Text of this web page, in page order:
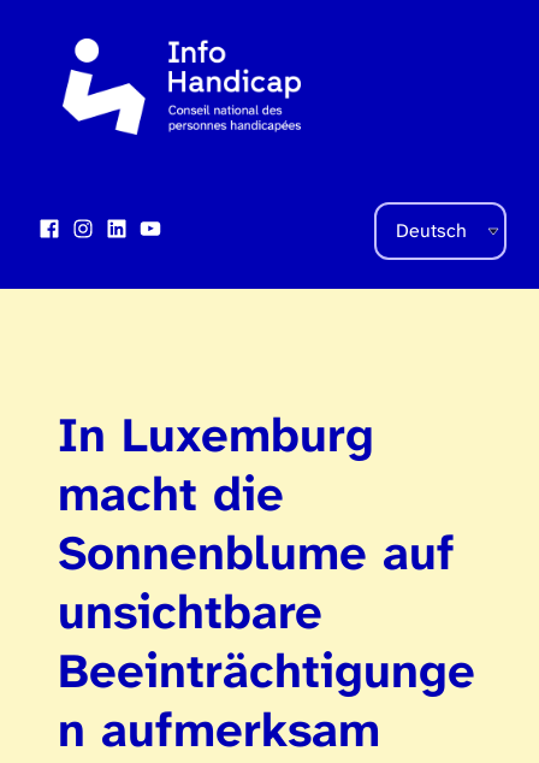
Social Links
Facebook
Instagram
LinkedInYouTube
Sprache auswählen
In Luxemburg
macht die
Sonnenblume auf
unsichtbare
Beeinträchtigunge
n aufmerksam